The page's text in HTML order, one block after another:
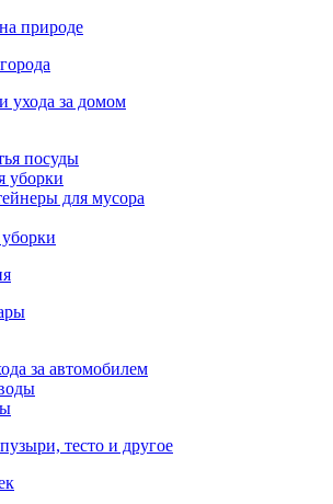
природе
ухода за домом
посуды
уборки
для мусора
за автомобилем
тесто и другое